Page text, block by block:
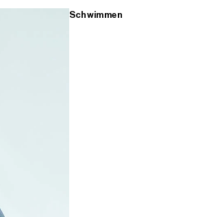
Schwimmen